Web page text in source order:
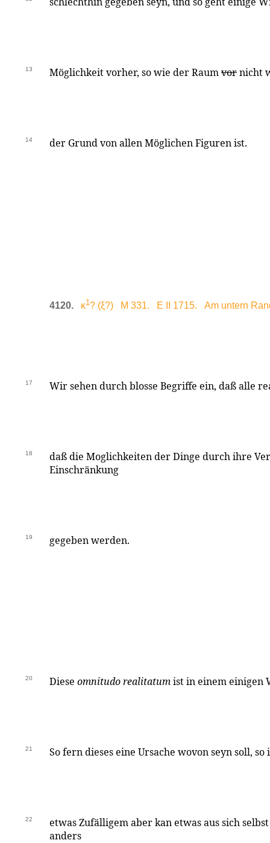
13 Möglichkeit vorher, so wie der Raumvornicht
14 der Grund von allen Möglichen Figuren ist.
4120. κ1? (ξ?) M 331. E II 1715. Am untern
17 Wir sehen durch blosse Begriffe ein, daß alle
18
daß die Moglichkeiten der Dinge durch ihre
Einschränkung
19 gegeben werden.
20 Diese omnitudo realitatumist in einem einigen
21 So fern dieses eine Ursache wovon seyn soll, so
22
etwas Zufälligem aber kan etwas aus sich
anders